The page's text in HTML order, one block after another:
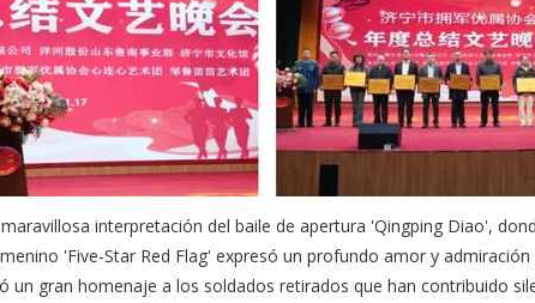
interpretación del baile de apertura 'Qingping Diao',
'Five-Star Red Flag' expresó un profundo amor y
gran homenaje a los soldados retirados que han contribuido